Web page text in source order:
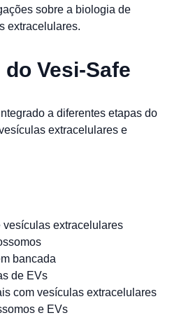
sobre a biologia de
extracelulares.
Vesi-Safe
a diferentes etapas do
extracelulares e
vesículas extracelulares
bancada
de EVs
com vesículas extracelulares
e EVs